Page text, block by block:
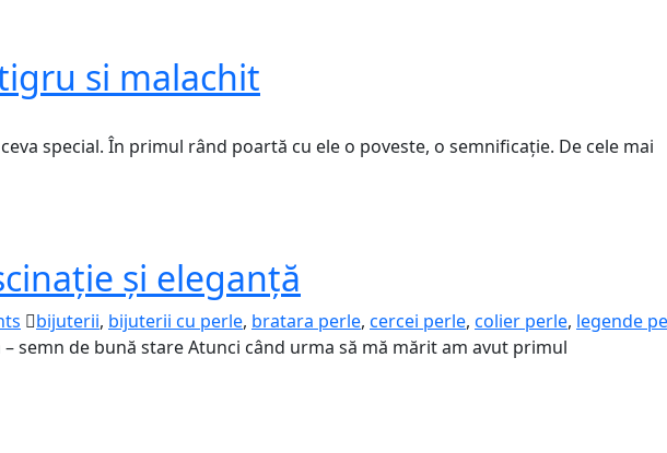
si malachit
special. În primul rând poartă cu ele o poveste, o semnificație. De cele mai
și eleganță
bijuterii, bijuterii cu perle, bratara perle, cercei perle, colier perle, legende
semn de bună stare Atunci când urma să mă mărit am avut primul